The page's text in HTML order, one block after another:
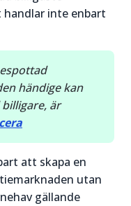
inte enbart
händige kan
är
att skapa en
utan
gällande